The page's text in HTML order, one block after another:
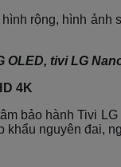
rộng, hình ảnh
OLED, tivi LG
4K
bảo hành Tivi
khẩu nguyên đai,